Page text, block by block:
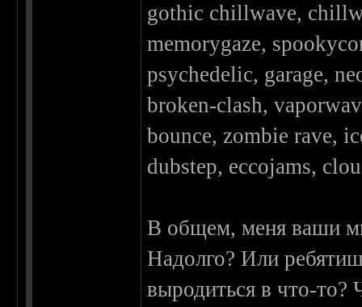
gothic chillwave,
memorygaze,
psychedelic, garage,
broken-clash,
bounce, zombie rave,
dubstep, eccojams,
В общем, меня ваши
Надолго? Или
выродиться в что-то?